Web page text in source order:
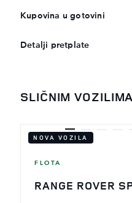
Kupovina u gotovini
Detalji pretplate
SLIČNIM VOZILIMA
NOVA VOZILA
FLOTA
RANGE ROVER